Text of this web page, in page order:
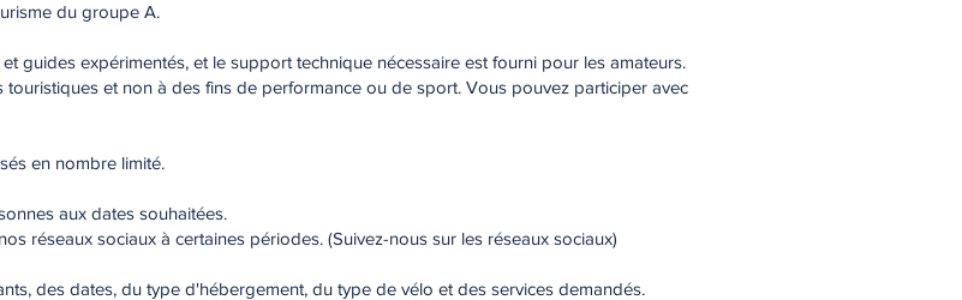
du groupe A.
guides expérimentés, et le support technique nécessaire est fourni pour les amateurs.
et non à des fins de performance ou de sport. Vous pouvez participer avec
en nombre limité.
aux dates souhaitées.
réseaux sociaux à certaines périodes. (Suivez-nous sur les réseaux sociaux)
des dates, du type d'hébergement, du type de vélo et des services demandés.